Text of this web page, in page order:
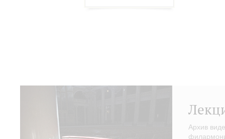
Архив